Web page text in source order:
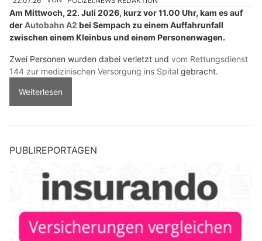
Am Mittwoch, 22. Juli 2026, kurz vor 11.00 Uhr, kam es auf
derAutobahn A2 bei Sempach zu einem Auffahrunfall
zwischen einem Kleinbus und einem Personenwagen.
Zwei Personen wurden dabei verletzt und vom Rettungsdienst
144 zur medizinischen Versorgung ins Spital gebracht.
Weiterlesen
PUBLIREPORTAGEN